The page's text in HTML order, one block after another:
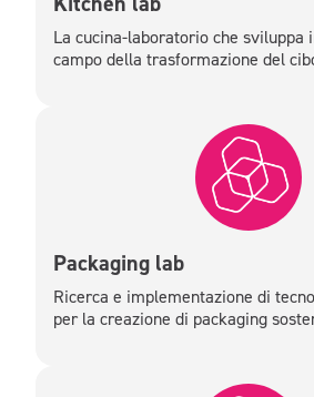
La cucina-laboratorio che sviluppa
campo della trasformazione del
Packaging lab
Ricerca e implementazione di
per la creazione di packaging